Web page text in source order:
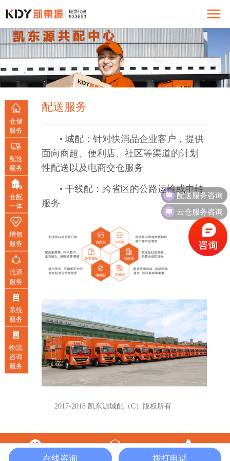
配送服务
• 城配：针对快消品企业客户，提供
面向商超、便利店、社区等渠道的计划
性配送以及电商交仓服务
• 干线配：跨省区的公路运输或中转
服务
仓储
服务
配送
服务
仓配
一体
增值
服务
流通
服务
系统
服务
物流
咨询
服务
2017-2018 凯东源城配（C）版权所有
配送服务咨询
云仓服务咨询
在线咨询 拨打电话